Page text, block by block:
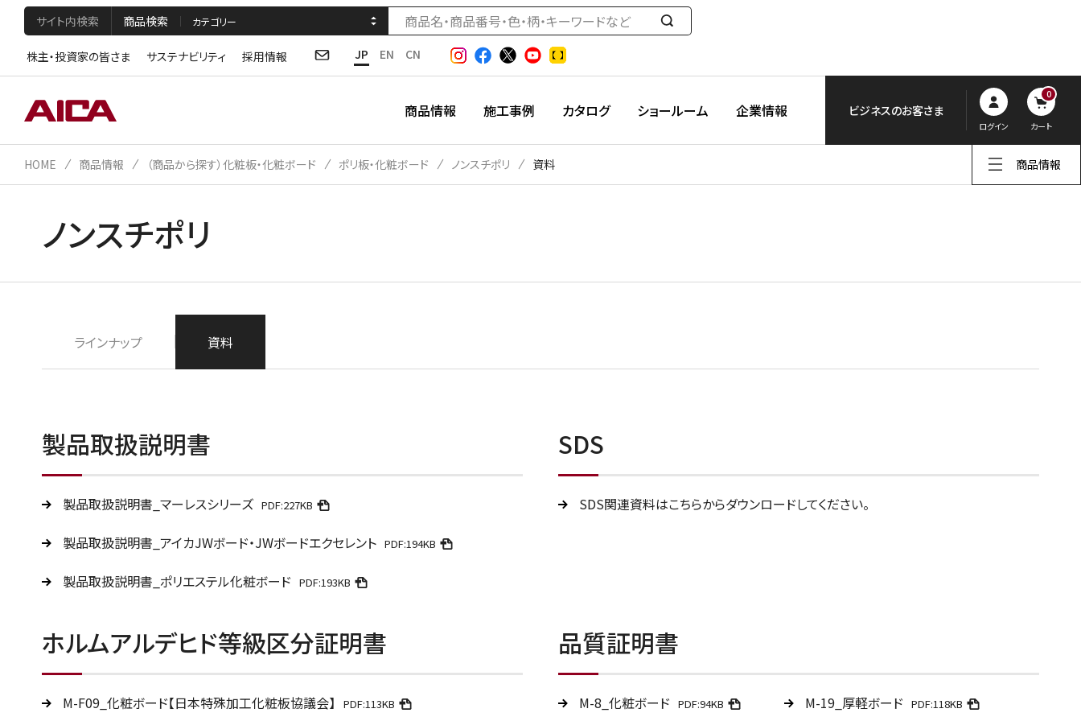
サイト内検索 商品検索
検
す
株主・投資家の皆さま サステナビリティ 採用情報 JP EN CN
商品情報 施工事例 カタログ ショールーム 企業情報 ビジネスのお客さま
ログイン
0
カート
商品情報
HOME 商品情報 （商品から探す）化粧板・化粧ボード ポリ板・化粧ボード ノンスチポリ 資料
ノンスチポリ
ラインナップ 資料
製品取扱説明書
製品取扱説明書_マーレスシリーズ PDF:227KB
製品取扱説明書_アイカJWボード・JWボードエクセレント PDF:194KB
製品取扱説明書_ポリエステル化粧ボード PDF:193KB
SDS
SDS関連資料はこちらからダウンロードしてください。
ホルムアルデヒド等級区分証明書
M-F09_化粧ボード【日本特殊加工化粧板協議会】 PDF:113KB
品質証明書
M-8_化粧ボード PDF:94KB M-19_厚軽ボード PDF:118KB